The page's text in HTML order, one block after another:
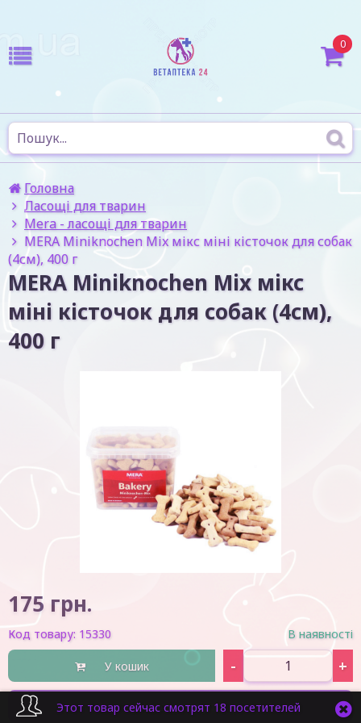
0
Головна
Ласощі для тварин
Mera - ласощі для тварин
MERA Miniknochen Mix мікс міні кісточок для собак
(4см), 400 г
MERA Miniknochen Mix мікс
міні кісточок для собак (4см),
400 г
175 грн.
Код товару: 15330 В наявності
У кошик - +
Швидка покупка
Этот товар сейчас смотрят 18 посетителей